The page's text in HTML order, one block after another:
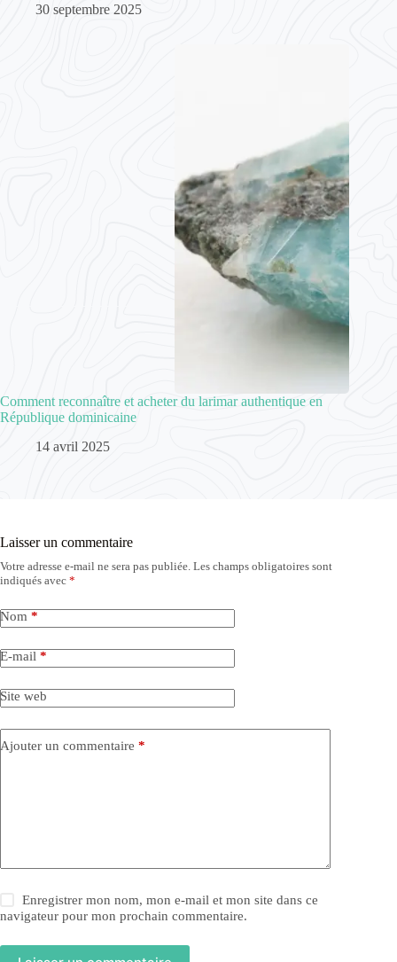
30 septembre 2025
Comment reconnaître et acheter du larimar authentique en
République dominicaine
14 avril 2025
Laisser un commentaire
Votre adresse e-mail ne sera pas publiée. Les champs obligatoires sont
indiqués avec *
Nom *
E-mail *
Site web
Ajouter un commentaire *
Enregistrer mon nom, mon e-mail et mon site dans ce
navigateur pour mon prochain commentaire.